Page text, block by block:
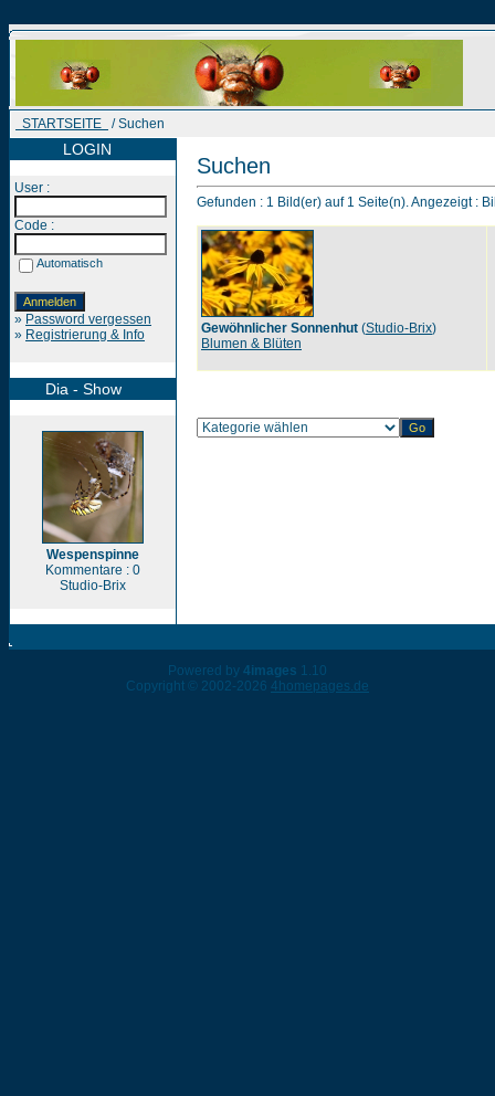
STARTSEITE / Suchen
LOGIN
User :
Code :
Automatisch
» Password vergessen
» Registrierung & Info
Dia - Show
Wespenspinne
Kommentare : 0
Studio-Brix
Suchen
Gefunden : 1 Bild(er) auf 1 Seite(n). Angezeigt :
Gewöhnlicher Sonnenhut (Studio-Brix)
Blumen & Blüten
Powered by 4images 1.10
Copyright © 2002-2026 4homepages.de